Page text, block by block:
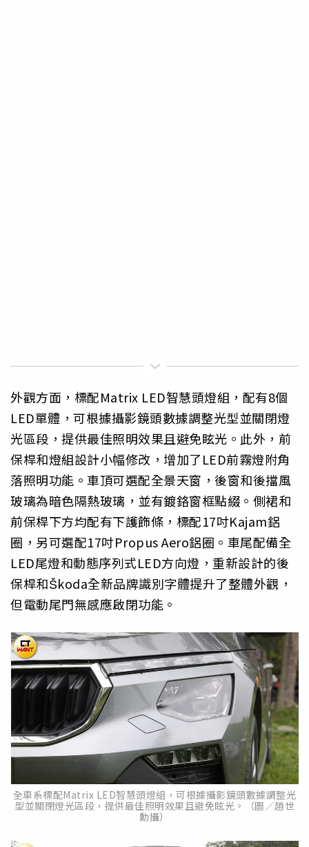
外觀方面，標配Matrix LED智慧頭燈組，配有8個
LED單體，可根據攝影鏡頭數據調整光型並關閉燈
光區段，提供最佳照明效果且避免眩光。此外，前
保桿和燈組設計小幅修改，增加了LED前霧燈附角
落照明功能。車頂可選配全景天窗，後窗和後擋風
玻璃為暗色隔熱玻璃，並有鍍鉻窗框點綴。側裙和
前保桿下方均配有下護飾條，標配17吋Kajam鋁
圈，另可選配17吋Propus Aero鋁圈。車尾配備全
LED尾燈和動態序列式LED方向燈，重新設計的後
保桿和Škoda全新品牌識別字體提升了整體外觀，
但電動尾門無感應啟閉功能。
全車系標配Matrix LED智慧頭燈組，可根據攝影鏡頭數據調整光
型並關閉燈光區段，提供最佳照明效果且避免眩光。（圖／趙世
勳攝）